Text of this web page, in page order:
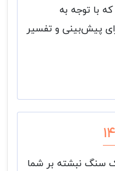
با توجه به
پیش‌بینی و تفسیر
به معنی یک سنگ نبشته بر شما